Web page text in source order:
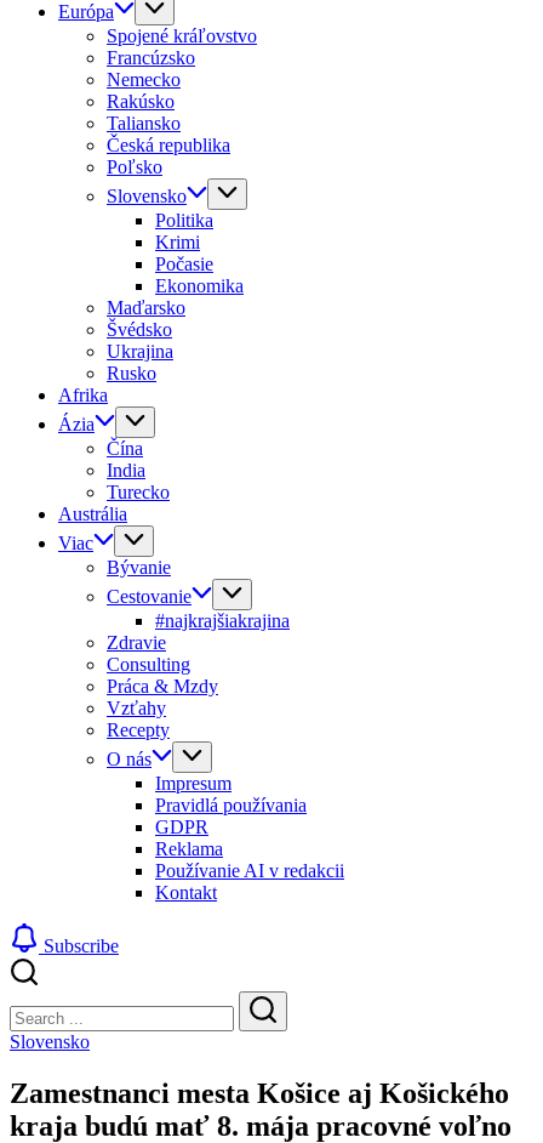
Európa
Spojené kráľovstvo
Francúzsko
Nemecko
Rakúsko
Taliansko
Česká republika
Poľsko
Slovensko
Politika
Krimi
Počasie
Ekonomika
Maďarsko
Švédsko
Ukrajina
Rusko
Afrika
Ázia
Čína
India
Turecko
Austrália
Viac
Bývanie
Cestovanie
#najkrajšiakrajina
Zdravie
Consulting
Práca & Mzdy
Vzťahy
Recepty
O nás
Impresum
Pravidlá používania
GDPR
Reklama
Používanie AI v redakcii
Kontakt
Subscribe
Search
Search
Slovensko
Zamestnanci mesta Košice aj Košického
kraja budú mať 8. mája pracovné voľno